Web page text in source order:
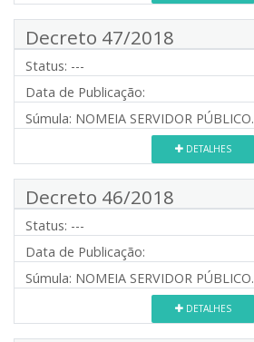
Decreto 47/2018
Status: ---
Data de Publicação:
Súmula: NOMEIA SERVIDOR PÚBLICO.
DETALHES
Decreto 46/2018
Status: ---
Data de Publicação:
Súmula: NOMEIA SERVIDOR PÚBLICO.
DETALHES